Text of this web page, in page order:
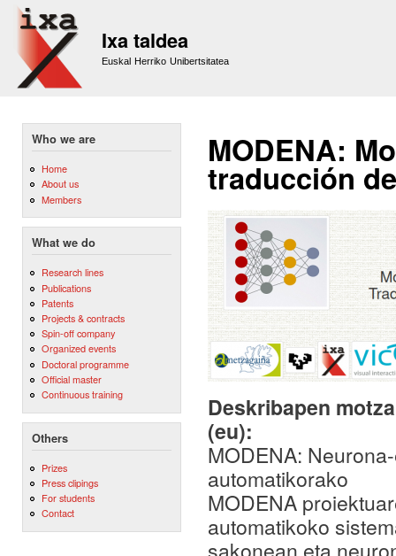
Ixa taldea
Euskal Herriko Unibertsitatea
Who we are
Home
About us
Members
What we do
Research lines
Publications
Patents
Projects & contracts
Spin-off company
Organized events
Doctoral programme
Official master
Continuous training
Others
Prizes
Press clipings
For students
Contact
MODENA:
traducción
Deskribapen
(eu):
MODENA:
automatikorako
MODENA
automatikoko
sakonean eta